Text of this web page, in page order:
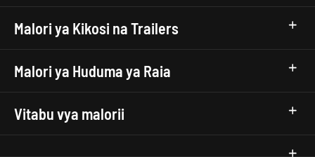
Malori ya Kikosi na Trailers
Malori ya Huduma ya Raia
Vitabu vya malorii